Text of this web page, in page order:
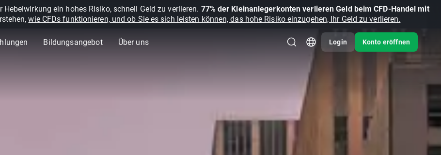
ein hohes Risiko, schnell Geld zu verlieren. 77% der Kleinanlegerkonten verlieren Geld beim CFD-Handel mit
wie CFDs funktionieren, und ob Sie es sich leisten können, das hohe Risiko einzugehen, Ihr Geld zu verlieren.
Bildungsangebot Über uns Login Konto eröffnen